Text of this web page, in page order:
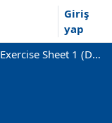
Giriş
yap
Exercise Sheet 1 (Deadline: May 8.)